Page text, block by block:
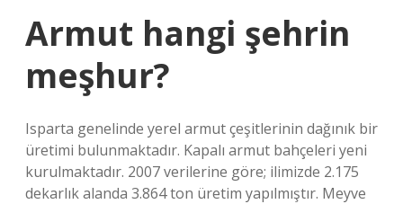
Armut hangi şehrin
meşhur?
Isparta genelinde yerel armut çeşitlerinin dağınık bir
üretimi bulunmaktadır. Kapalı armut bahçeleri yeni
kurulmaktadır. 2007 verilerine göre; ilimizde 2.175
dekarlık alanda 3.864 ton üretim yapılmıştır. Meyve